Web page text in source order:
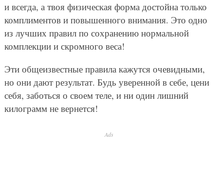
и всегда, а твоя физическая форма достойна только
комплиментов и повышенного внимания. Это одно
из лучших правил по сохранению нормальной
комплекции и скромного веса!
Эти общеизвестные правила кажутся очевидными,
но они дают результат. Будь уверенной в себе, цени
себя, заботься о своем теле, и ни один лишний
килограмм не вернется!
Ads